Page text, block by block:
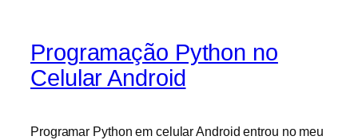
Programação Python no
Celular Android
Programar Python em celular Android entrou no meu